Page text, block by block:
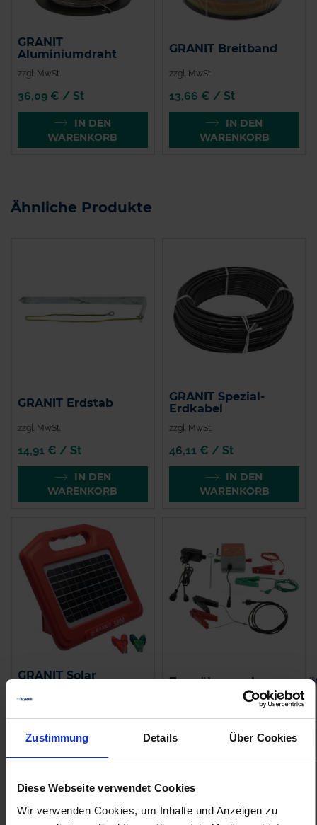
Zustimmung Details Über Cookies
Diese Webseite verwendet Cookies
Wir verwenden Cookies, um Inhalte und Anzeigen zu
GRANIT
Aluminiumdraht
zzgl. MwSt.
36,09 € / St
IN DEN
WARENKORB
GRANIT Breitband
zzgl. MwSt.
13,66 € / St
IN DEN
WARENKORB
Ähnliche Produkte
GRANIT Erdstab
zzgl. MwSt.
14,91 € / St
IN DEN
WARENKORB
GRANIT Spezial-
Erdkabel
zzgl. MwSt.
46,11 € / St
IN DEN
WARENKORB
GRANIT Solar
IN DEN
233,42 € / St
IN DEN